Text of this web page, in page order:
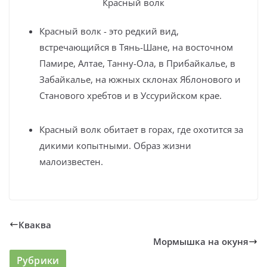
Красный волк
Красный волк - это редкий вид,
встречающийся в Тянь-Шане, на восточном
Памире, Алтае, Танну-Ола, в Прибайкалье, в
Забайкалье, на южных склонах Яблонового и
Станового хребтов и в Уссурийском крае.
Красный волк обитает в горах, где охотится за
дикими копытными. Образ жизни
малоизвестен.
Кваква
Мормышка на окуня
Рубрики